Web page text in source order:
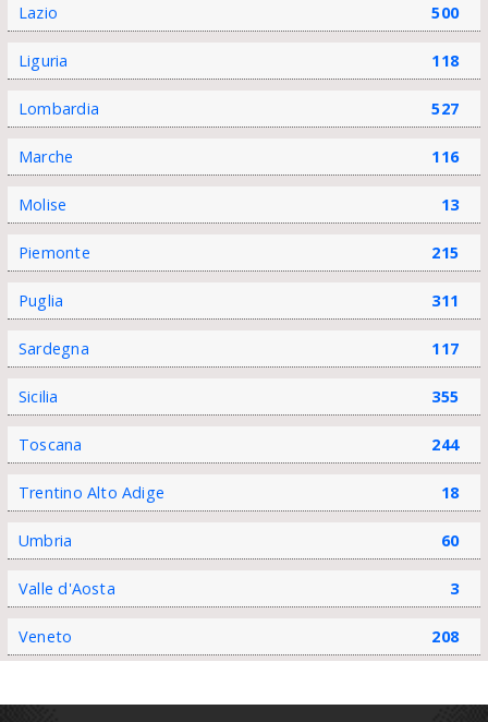
Lazio 500
Liguria 118
Lombardia 527
Marche 116
Molise 13
Piemonte 215
Puglia 311
Sardegna 117
Sicilia 355
Toscana 244
Trentino Alto Adige 18
Umbria 60
Valle d'Aosta 3
Veneto 208